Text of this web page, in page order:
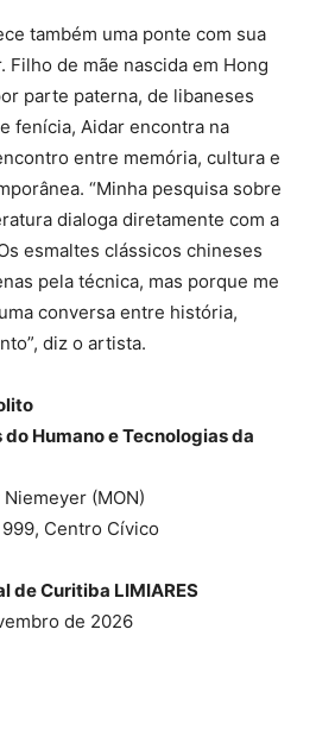
também uma ponte com sua
Filho de mãe nascida em Hong
parte paterna, de libaneses
fenícia, Aidar encontra na
entre memória, cultura e
“Minha pesquisa sobre
dialoga diretamente com a
esmaltes clássicos chineses
pela técnica, mas porque me
conversa entre história,
diz o artista.
Humano e Tecnologias da
(MON)
Centro Cívico
de Curitiba LIMIARES
de 2026